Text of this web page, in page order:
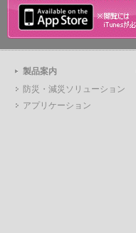
製品案内
防災・減災ソリューション
アプリケーション